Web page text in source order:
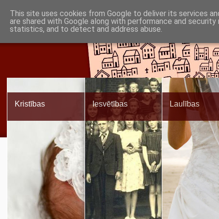
Piņķu draudze
Babītes un Jaunmārupes luterāņiem
Baznīca
Par mums
Noderīgi
Informācija
Kristības Iesvētības Laulības
This site uses cookies from Google to deliver its services
are shared with Google along with performance and
statistics, and to detect and address abuse.